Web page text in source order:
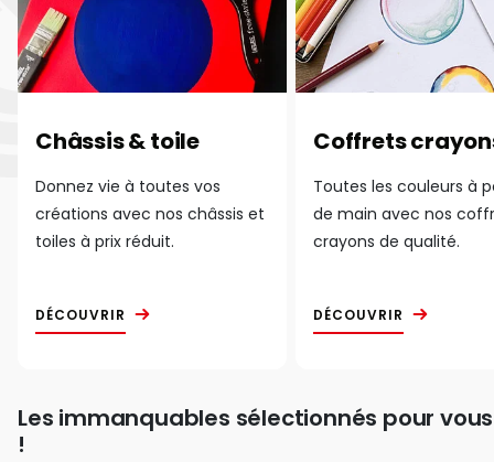
Châssis & toile
Donnez vie à toutes vos
créations avec nos châssis et
toiles à prix réduit.
DÉCOUVRIR
Coffrets
Toutes les couleurs à
de main avec nos
crayons de qualité.
DÉCOUVRIR
Les immanquables sélectionnés pour vous
!